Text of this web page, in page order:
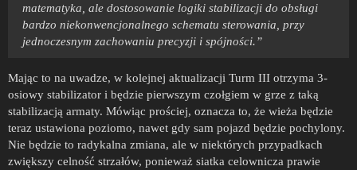
matematyka, ale dostosowanie logiki stabilizacji do obsługi
bardzo niekonwencjonalnego schematu sterowania, przy
jednoczesnym zachowaniu precyzji i spójności.”
Mając to na uwadze, w kolejnej aktualizacji Turm III otrzyma 3-
osiowy stabilizator i będzie pierwszym czołgiem w grze z taką
stabilizacją armaty. Mówiąc prościej, oznacza to, że wieża będzie
teraz ustawiona poziomo, nawet gdy sam pojazd będzie pochylony.
Nie będzie to radykalna zmiana, ale w niektórych przypadkach
zwiększy celność strzałów, ponieważ siatka celownicza prawie